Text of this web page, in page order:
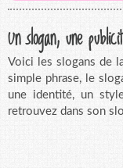
Un slogan, une
Voici les slogans de
simple phrase, le
une identité, un
retrouvez dans son